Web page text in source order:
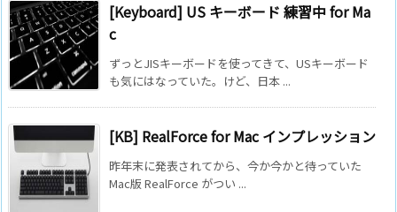
[Keyboard] US キーボード 練習中 for Ma
c
ずっとJISキーボードを使ってきて、USキーボード
も気にはなっていた。けど、日本 ...
[KB] RealForce for Mac インプレッション
昨年末に発表されてから、今か今かと待っていた
Mac版 RealForce がつい ...